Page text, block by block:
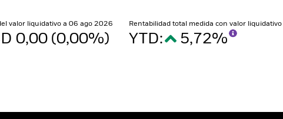
valor liquidativo a 06 ago 2026
0,00 (0,00%)
Rentabilidad total medida con valor
YTD: 5,72%